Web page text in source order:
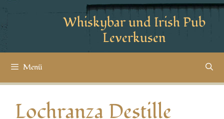
Whiskybar und Irish Pub
Leverkusen
Menü
Lochranza Destille